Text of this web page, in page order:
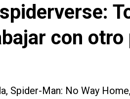
con otro
Spider-Man: No Way